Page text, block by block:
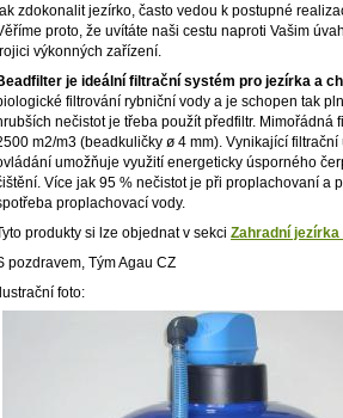
zdokonalit jezírko, často vedou k postupné
proto, že uvítáte naši cestu naproti Vašim
výkonných zařízení.
je ideální filtrační systém pro jezírka a
filtrování rybniční vody a je schopen tak
nečistot je třeba použít předfiltr.
m2/m3 (beadkuličky ø 4 mm). Vynikající
umožňuje využití energeticky úsporného
Více jak 95 % nečistot je při proplachovaní a
proplachovací vody.
produkty si lze objednat v sekci Zahradní jezírka
pozdravem, Tým Agau CZ
Ilustrační foto: